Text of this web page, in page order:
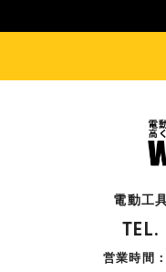
電動工
営業時間